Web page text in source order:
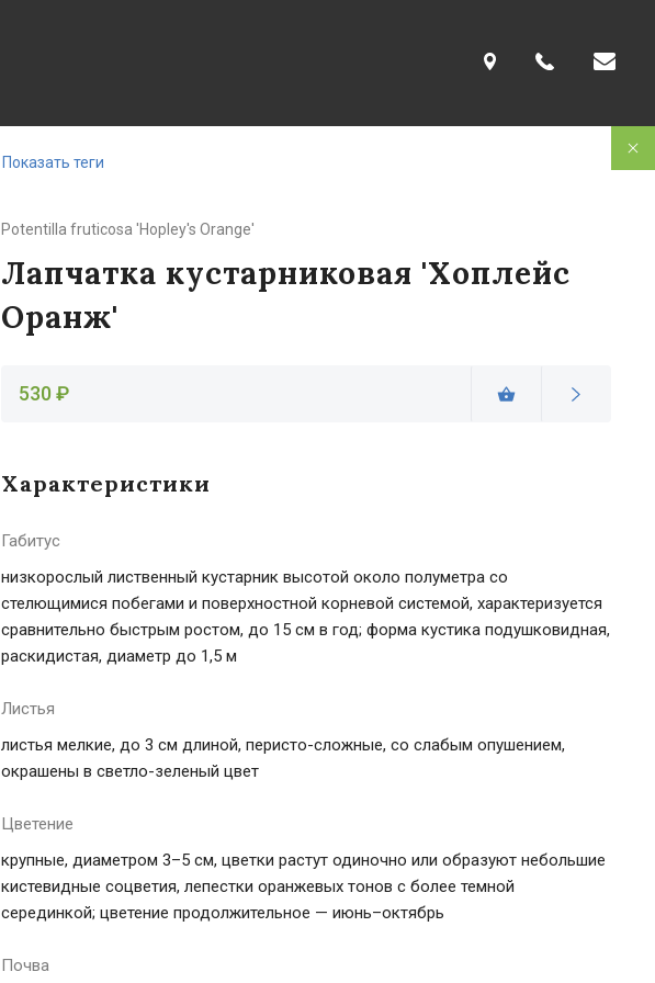
Показать теги
Potentilla fruticosa 'Hopley's Orange'
Лапчатка кустарниковая 'Хоплейс
Оранж'
530 ₽
Характеристики
Габитус
низкорослый лиственный кустарник высотой около полуметра со
стелющимися побегами и поверхностной корневой системой, характеризуется
сравнительно быстрым ростом, до 15 см в год; форма кустика подушковидная,
раскидистая, диаметр до 1,5 м
Листья
листья мелкие, до 3 см длиной, перисто-сложные, со слабым опушением,
окрашены в светло-зеленый цвет
Цветение
крупные, диаметром 3–5 см, цветки растут одиночно или образуют небольшие
кистевидные соцветия, лепестки оранжевых тонов с более темной
серединкой; цветение продолжительное — июнь–октябрь
Почва